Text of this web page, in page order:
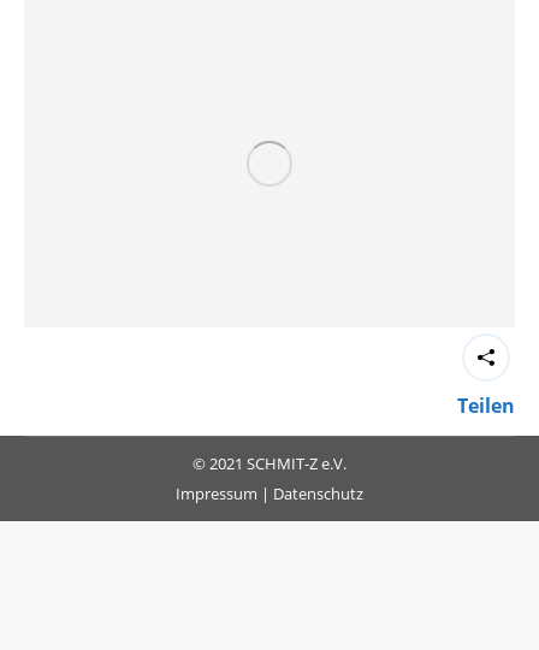
Teilen
© 2021 SCHMIT-Z e.V.
Impressum | Datenschutz